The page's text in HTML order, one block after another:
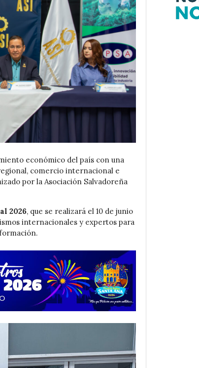
económico del país con una
comercio internacional e
por la Asociación Salvadoreña
2026, que se realizará el 10 de junio
internacionales y expertos para